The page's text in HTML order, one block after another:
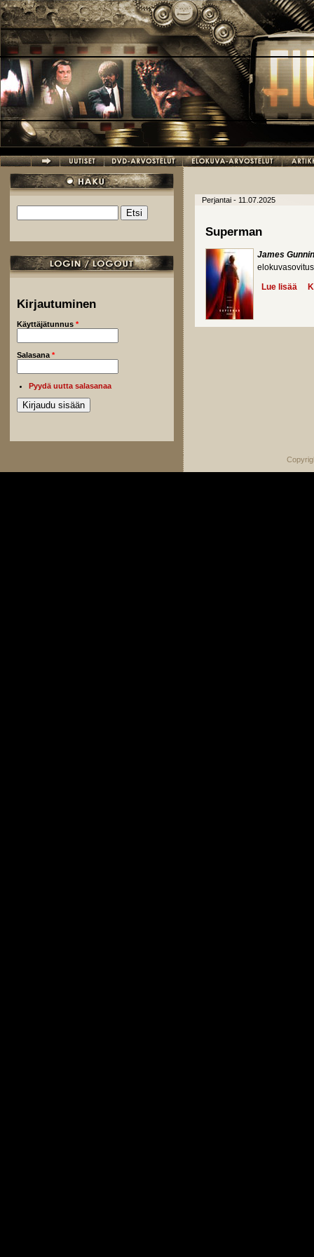
Hyppää pääsisältöön
Hakulomake
Kirjautuminen
Käyttäjätunnus *
Salasana *
Pyydä uutta salasanaa
Perjantai - 11.07.2025
Superman
James Gunnin
Lue lisää